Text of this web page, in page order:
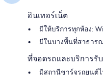
อินเทอร์เน็ต
มีให้บริการทุกห้อง:
มีในบางพื้นที่สาธาร
ที่จอดรถและบริการรั
มีสถานีชาร์จรถยนต์